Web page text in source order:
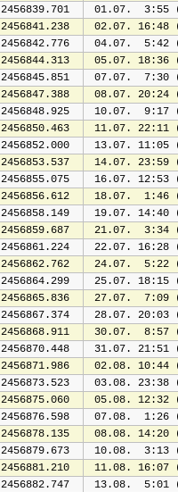
2456839.701
01.07.  3:55
2456841.238
02.07. 16:48
2456842.776
04.07.  5:42
2456844.313
05.07. 18:36
2456845.851
07.07.  7:30
2456847.388
08.07. 20:24
2456848.925
10.07.  9:17
2456850.463
11.07. 22:11
2456852.000
13.07. 11:05
2456853.537
14.07. 23:59
2456855.075
16.07. 12:53
2456856.612
18.07.  1:46
2456858.149
19.07. 14:40
2456859.687
21.07.  3:34
2456861.224
22.07. 16:28
2456862.762
24.07.  5:22
2456864.299
25.07. 18:15
2456865.836
27.07.  7:09
2456867.374
28.07. 20:03
2456868.911
30.07.  8:57
2456870.448
31.07. 21:51
2456871.986
02.08. 10:44
2456873.523
03.08. 23:38
2456875.060
05.08. 12:32
2456876.598
07.08.  1:26
2456878.135
08.08. 14:20
2456879.673
10.08.  3:13
2456881.210
11.08. 16:07
2456882.747
13.08.  5:01